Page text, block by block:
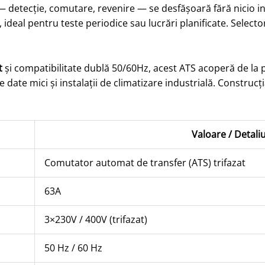
detecție, comutare, revenire — se desfășoară fără nicio
pentru teste periodice sau lucrări planificate.
și compatibilitate dublă 50/60Hz, acest ATS acoperă de
date mici și instalații de climatizare industrială.
Valoare /
Comutator automat de transfer (ATS) trifazat
63A
3×230V / 400V (trifazat)
50 Hz / 60 Hz